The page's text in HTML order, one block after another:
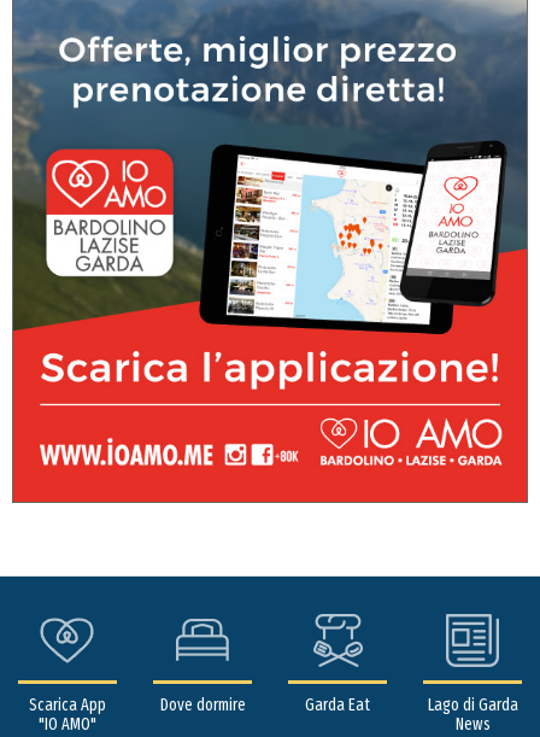
Scarica App
"IO AMO"
Dove dormire Garda Eat
Lago di Garda
News